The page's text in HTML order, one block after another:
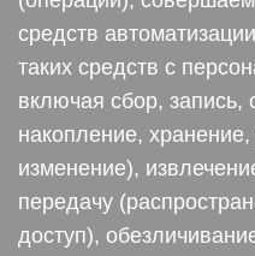
средств
таких средств с
включая сбор, запись,
накопление,
изменение),
передачу
доступ),